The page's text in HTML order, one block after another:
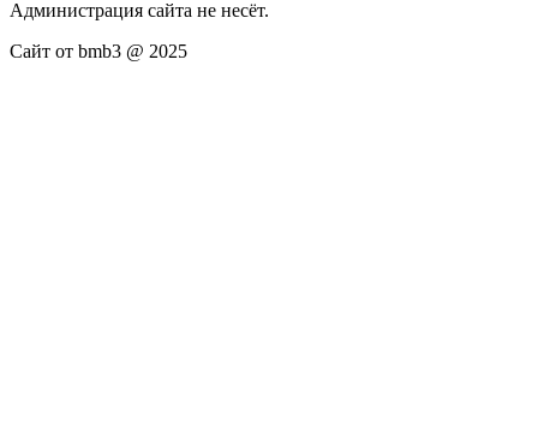
Администрация сайта не несёт.
Сайт от bmb3 @ 2025